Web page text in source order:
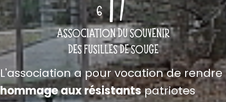
L'association a pour vocation de rendre
hommage aux résistantspatriotes